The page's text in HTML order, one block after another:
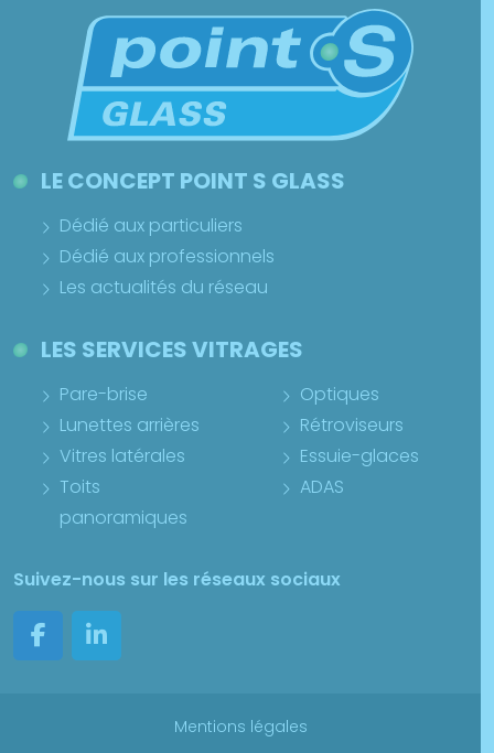
LE CONCEPT POINT S GLASS
Dédié aux particuliers
Dédié aux professionnels
Les actualités du réseau
LES SERVICES VITRAGES
Pare-brise
Lunettes arrières
Vitres latérales
Toits
panoramiques
Optiques
Rétroviseurs
Essuie-glaces
ADAS
Suivez-nous sur les réseaux sociaux
Mentions légales